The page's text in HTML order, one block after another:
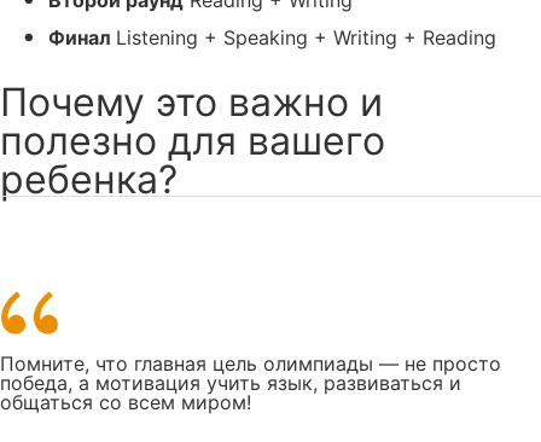
Финал Listening + Speaking + Writing + Reading
Почему это важно и
полезно для вашего
ребенка?
Помните, что главная цель олимпиады — не просто
победа, а мотивация учить язык, развиваться и
общаться со всем миром!